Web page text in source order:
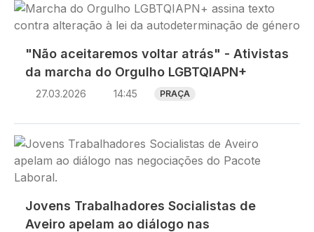
Imagem
"Não aceitaremos voltar atrás" - Ativistas
da marcha do Orgulho LGBTQIAPN+
27.03.2026 14:45 PRAÇA
Imagem
Jovens Trabalhadores Socialistas de
Aveiro apelam ao diálogo nas